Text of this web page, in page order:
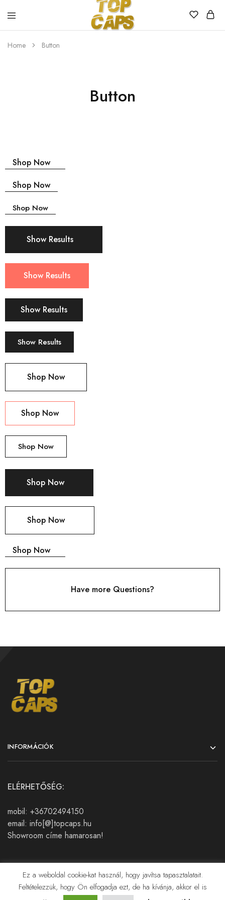
Home Button
Button
Shop Now
Shop Now
Shop Now
Show Results
Show Results
Show Results
Show Results
Shop Now
Shop Now
Shop Now
Shop Now
Shop Now
Shop Now
Have more Questions?
INFORMÁCIÓK
ELÉRHETŐSÉG:
mobil: +36702494150
email: info[@]topcaps.hu
Showroom címe hamarosan!
Ez a weboldal cookie-kat használ, hogy javítsa tapasztalatait.
Feltételezzük, hogy Ön elfogadja ezt, de ha kívánja, akkor el is